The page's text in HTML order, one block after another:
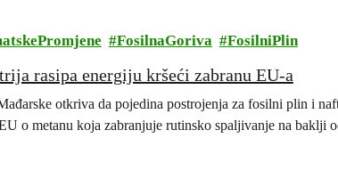
FosilnaGoriva FosilniPlin
rasipa energiju kršeći zabranu EU-a
otkriva da pojedina postrojenja za fosilni plin i
o metanu koja zabranjuje rutinsko spaljivanje na baklji